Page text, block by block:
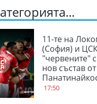
11-те на
(София) и
"червените"
нов състав
17:50